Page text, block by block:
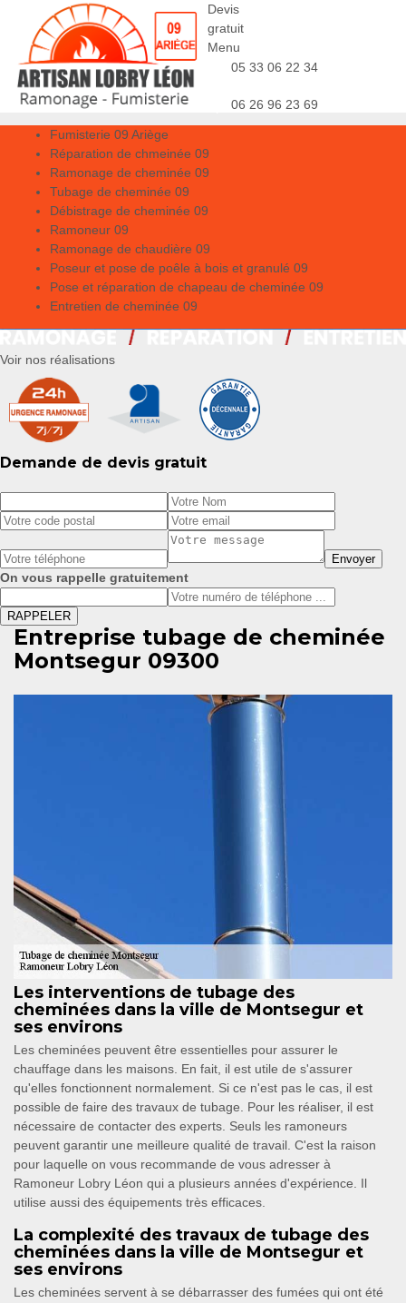
Devis
gratuit
Menu
05 33 06 22 34
06 26 96 23 69
Fumisterie 09 Ariège
Réparation de chmeinée 09
Ramonage de cheminée 09
Tubage de cheminée 09
Débistrage de cheminée 09
Ramoneur 09
Ramonage de chaudière 09
Poseur et pose de poêle à bois et granulé 09
Pose et réparation de chapeau de cheminée 09
Entretien de cheminée 09
Voir nos réalisations
Demande de devis gratuit
On vous rappelle gratuitement
Entreprise tubage de cheminée
Montsegur 09300
Les interventions de tubage des
cheminées dans la ville de Montsegur et
ses environs
Les cheminées peuvent être essentielles pour assurer le
chauffage dans les maisons. En fait, il est utile de s'assurer
qu'elles fonctionnent normalement. Si ce n'est pas le cas, il est
possible de faire des travaux de tubage. Pour les réaliser, il est
nécessaire de contacter des experts. Seuls les ramoneurs
peuvent garantir une meilleure qualité de travail. C'est la raison
pour laquelle on vous recommande de vous adresser à
Ramoneur Lobry Léon qui a plusieurs années d'expérience. Il
utilise aussi des équipements très efficaces.
La complexité des travaux de tubage des
cheminées dans la ville de Montsegur et
ses environs
Les cheminées servent à se débarrasser des fumées qui ont été